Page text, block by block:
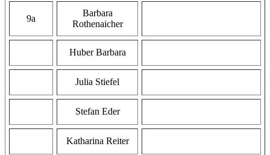
9a
Barbara
Rothenaicher
Huber Barbara
Julia Stiefel
Stefan Eder
Katharina Reiter